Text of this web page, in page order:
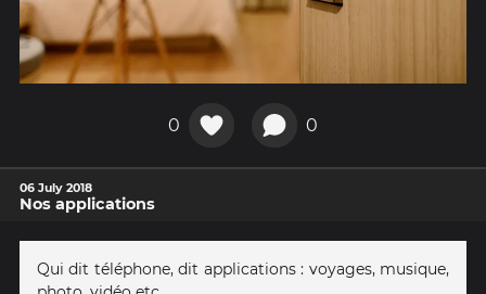
0 0
06 July 2018
Nos applications
Qui dit téléphone, dit applications : voyages, musique,